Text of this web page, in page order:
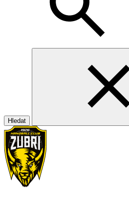
Hledat